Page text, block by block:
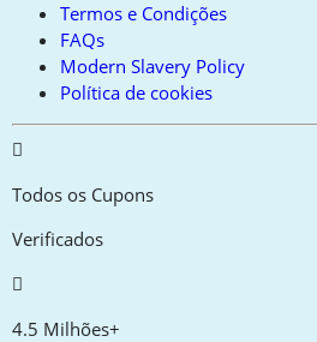
Termos e Condições
FAQs
Modern Slavery Policy
Política de cookies
Todos os Cupons
Verificados
4.5 Milhões+